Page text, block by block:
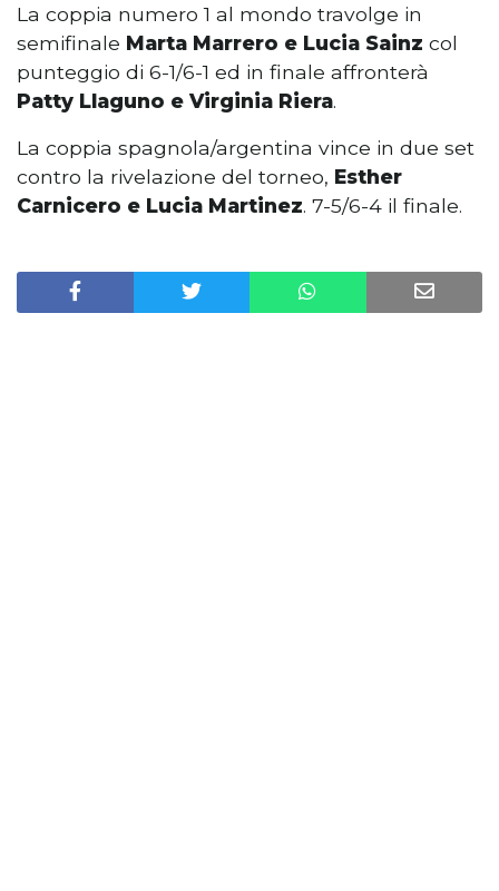
La coppia numero 1 al mondo travolge in
semifinale Marta Marrero e Lucia Sainz col
punteggio di 6-1/6-1 ed in finale affronterà
Patty Llaguno e Virginia Riera.
La coppia spagnola/argentina vince in due set
contro la rivelazione del torneo, Esther
Carnicero e Lucia Martinez. 7-5/6-4 il finale.